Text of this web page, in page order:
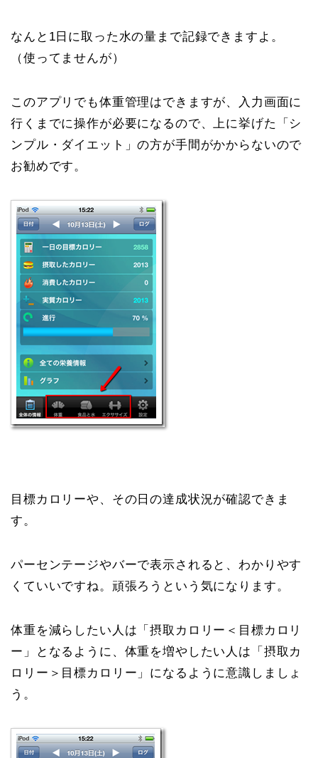
なんと1日に取った水の量まで記録できますよ。
（使ってませんが）
このアプリでも体重管理はできますが、入力画面に
行くまでに操作が必要になるので、上に挙げた「シ
ンプル・ダイエット」の方が手間がかからないので
お勧めです。
目標カロリーや、その日の達成状況が確認できま
す。
パーセンテージやバーで表示されると、わかりやす
くていいですね。頑張ろうという気になります。
体重を減らしたい人は「摂取カロリー＜目標カロリ
ー」となるように、体重を増やしたい人は「摂取カ
ロリー＞目標カロリー」になるように意識しましょ
う。